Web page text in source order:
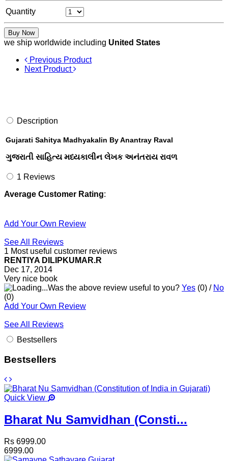
Quantity
Buy Now
we ship worldwide including United States
Previous Product
Next Product
Description
Gujarati Sahitya Madhyakalin By Anantray Raval
ગુજરાતી સાહિત્ય મધ્યકાલીન લેખક અનંતરાય રાવળ
1 Reviews
Average Customer Rating:
Add Your Own Review
See All Reviews
1 Most useful customer reviews
RENTIYA DILIPKUMAR.R
Dec 17, 2014
Very nice book
Was the above review useful to you? Yes (0) / No
(0)
Add Your Own Review
See All Reviews
Bestsellers
Bestsellers
Quick View
Bharat Nu Samvidhan (Consti...
Rs 6999.00
6999.00